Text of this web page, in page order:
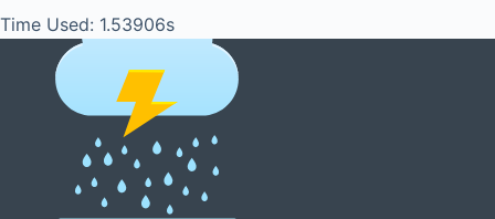
Time Used: 1.53906s